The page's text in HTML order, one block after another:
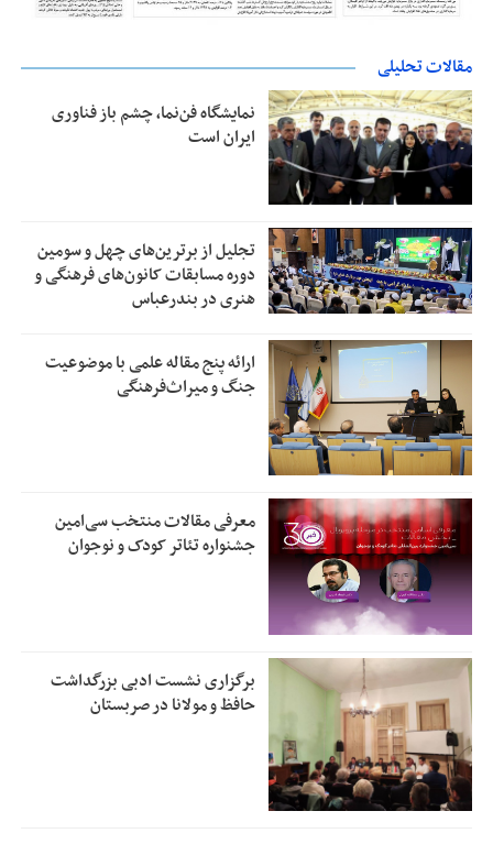
مقالات تحلیلی
نمایشگاه فن‌نما، چشم باز فناوری
ایران است
تجلیل از بر‌ترین‌های چهل و سومین
دوره مسابقات کانون‌های فرهنگی و
هنری در بندرعباس
ارائه پنج مقاله علمی با موضوعیت
جنگ و میراث‌فرهنگی
معرفی مقالات منتخب سی‌امین
جشنواره تئاتر کودک و نوجوان
برگزاری نشست ادبی بزرگداشت
حافظ و مولانا در صربستان